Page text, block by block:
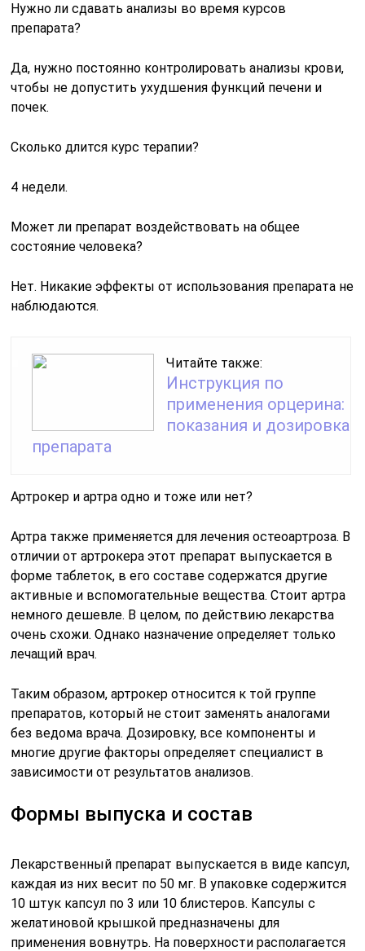
Нужно ли сдавать анализы во время курсов
препарата?
Да, нужно постоянно контролировать анализы крови,
чтобы не допустить ухудшения функций печени и
почек.
Сколько длится курс терапии?
4 недели.
Может ли препарат воздействовать на общее
состояние человека?
Нет. Никакие эффекты от использования препарата не
наблюдаются.
Читайте также:
Инструкция по
применения орцерина:
показания и дозировка
препарата
Артрокер и артра одно и тоже или нет?
Артра также применяется для лечения остеоартроза. В
отличии от артрокера этот препарат выпускается в
форме таблеток, в его составе содержатся другие
активные и вспомогательные вещества. Стоит артра
немного дешевле. В целом, по действию лекарства
очень схожи. Однако назначение определяет только
лечащий врач.
Таким образом, артрокер относится к той группе
препаратов, который не стоит заменять аналогами
без ведома врача. Дозировку, все компоненты и
многие другие факторы определяет специалист в
зависимости от результатов анализов.
Формы выпуска и состав
Лекарственный препарат выпускается в виде капсул,
каждая из них весит по 50 мг. В упаковке содержится
10 штук капсул по 3 или 10 блистеров. Капсулы с
желатиновой крышкой предназначены для
применения вовнутрь. На поверхности располагается